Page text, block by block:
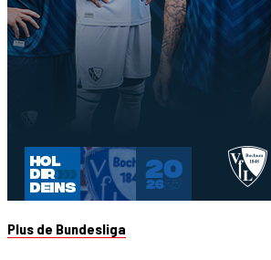
Plus de Bundesliga